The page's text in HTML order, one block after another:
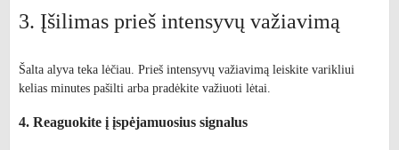
3. Įšilimas prieš intensyvų važiavimą
Šalta alyva teka lėčiau. Prieš intensyvų važiavimą leiskite varikliui
kelias minutes pašilti arba pradėkite važiuoti lėtai.
4. Reaguokite į įspėjamuosius signalus